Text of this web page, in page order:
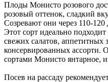
Плоды Монисто розового
розовый оттенок, сладкий
Созревают они через 110-
Этот сорт идеально
свежих салатов, аппетитных
консервированных ассорти.
сортами Монисто янтарное,
Посев на рассаду